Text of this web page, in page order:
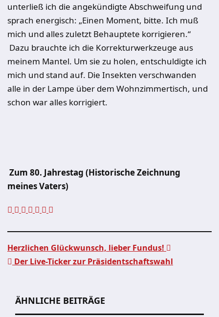
unterließ ich die angekündigte Abschweifung und
sprach energisch: „Einen Moment, bitte. Ich muß
mich und alles zuletzt Behauptete korrigieren.“
Dazu brauchte ich die Korrekturwerkzeuge aus
meinem Mantel. Um sie zu holen, entschuldigte ich
mich und stand auf. Die Insekten verschwanden
alle in der Lampe über dem Wohnzimmertisch, und
schon war alles korrigiert.
Zum 80. Jahrestag (Historische Zeichnung
meines Vaters)
Herzlichen Glückwunsch, lieber Fundus!
Der Live-Ticker zur Präsidentschaftswahl
ÄHNLICHE BEITRÄGE